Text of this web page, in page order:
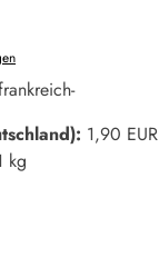
1,90 EUR
kg